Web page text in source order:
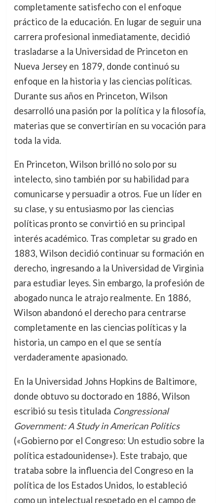
completamente satisfecho con el enfoque
práctico de la educación. En lugar de seguir una
carrera profesional inmediatamente, decidió
trasladarse a la Universidad de Princeton en
Nueva Jersey en 1879, donde continuó su
enfoque en la historia y las ciencias políticas.
Durante sus años en Princeton, Wilson
desarrolló una pasión por la política y la filosofía,
materias que se convertirían en su vocación para
toda la vida.
En Princeton, Wilson brilló no solo por su
intelecto, sino también por su habilidad para
comunicarse y persuadir a otros. Fue un líder en
su clase, y su entusiasmo por las ciencias
políticas pronto se convirtió en su principal
interés académico. Tras completar su grado en
1883, Wilson decidió continuar su formación en
derecho, ingresando a la Universidad de Virginia
para estudiar leyes. Sin embargo, la profesión de
abogado nunca le atrajo realmente. En 1886,
Wilson abandonó el derecho para centrarse
completamente en las ciencias políticas y la
historia, un campo en el que se sentía
verdaderamente apasionado.
En la Universidad Johns Hopkins de Baltimore,
donde obtuvo su doctorado en 1886, Wilson
escribió su tesis titulada Congressional
Government: A Study in American Politics
(«Gobierno por el Congreso: Un estudio sobre la
política estadounidense»). Este trabajo, que
trataba sobre la influencia del Congreso en la
política de los Estados Unidos, lo estableció
como un intelectual respetado en el campo de